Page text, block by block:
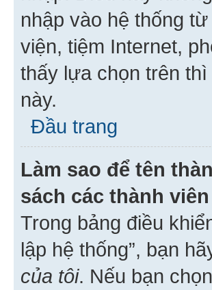
nhập vào hệ thống
viện, tiệm Internet,
thấy lựa chọn trên
này.
Đầu trang
Làm sao để tên
sách các thành
Trong bảng điều
lập hệ thống”, bạn
của tôi. Nếu bạn chọn